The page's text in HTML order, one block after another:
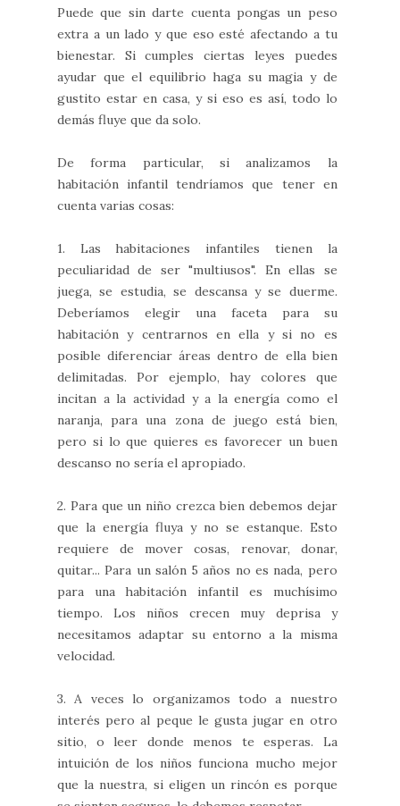
Puede que sin darte cuenta pongas un peso
extra a un lado y que eso esté afectando a tu
bienestar. Si cumples ciertas leyes puedes
ayudar que el equilibrio haga su magia y de
gustito estar en casa, y si eso es así, todo lo
demás fluye que da solo.
De forma particular, si analizamos la
habitación infantil tendríamos que tener en
cuenta varias cosas:
1. Las habitaciones infantiles tienen la
peculiaridad de ser "multiusos". En ellas se
juega, se estudia, se descansa y se duerme.
Deberíamos elegir una faceta para su
habitación y centrarnos en ella y si no es
posible diferenciar áreas dentro de ella bien
delimitadas. Por ejemplo, hay colores que
incitan a la actividad y a la energía como el
naranja, para una zona de juego está bien,
pero si lo que quieres es favorecer un buen
descanso no sería el apropiado.
2. Para que un niño crezca bien debemos dejar
que la energía fluya y no se estanque. Esto
requiere de mover cosas, renovar, donar,
quitar... Para un salón 5 años no es nada, pero
para una habitación infantil es muchísimo
tiempo. Los niños crecen muy deprisa y
necesitamos adaptar su entorno a la misma
velocidad.
3. A veces lo organizamos todo a nuestro
interés pero al peque le gusta jugar en otro
sitio, o leer donde menos te esperas. La
intuición de los niños funciona mucho mejor
que la nuestra, si eligen un rincón es porque